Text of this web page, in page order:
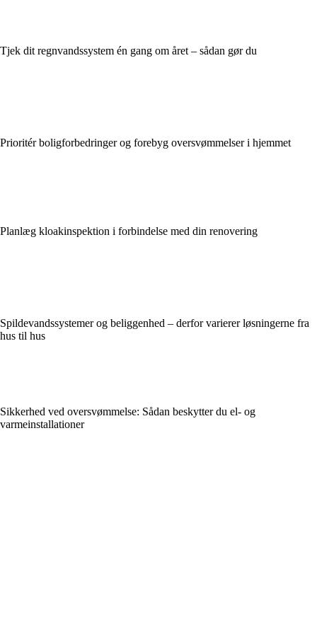
Tjek dit regnvandssystem én gang om året – sådan gør du
Prioritér boligforbedringer og forebyg oversvømmelser i hjemmet
Planlæg kloakinspektion i forbindelse med din renovering
Spildevandssystemer og beliggenhed – derfor varierer løsningerne fra
hus til hus
Sikkerhed ved oversvømmelse: Sådan beskytter du el- og
varmeinstallationer